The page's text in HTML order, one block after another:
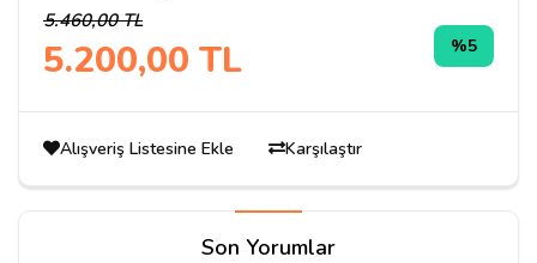
5.460,00 TL
5.200,00 TL %5
Alışveriş Listesine Ekle Karşılaştır
Son Yorumlar